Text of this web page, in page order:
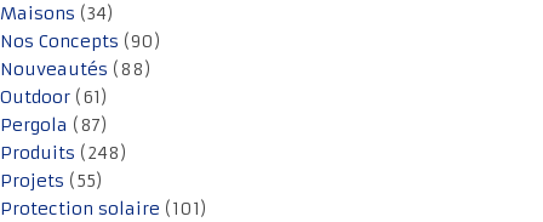
Maisons (34)
Nos Concepts (90)
Nouveautés (88)
Outdoor (61)
Pergola (87)
Produits (248)
Projets (55)
Protection solaire (101)